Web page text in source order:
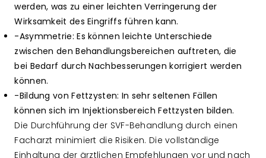
werden, was zu einer leichten Verringerung der
Wirksamkeit des Eingriffs führen kann.
-Asymmetrie: Es können leichte Unterschiede
zwischen den Behandlungsbereichen auftreten, die
bei Bedarf durch Nachbesserungen korrigiert werden
können.
-Bildung von Fettzysten: In sehr seltenen Fällen
können sich im Injektionsbereich Fettzysten bilden.
Die Durchführung der SVF-Behandlung durch einen
Facharzt minimiert die Risiken. Die vollständige
Einhaltung der ärztlichen Empfehlungen vor und nach